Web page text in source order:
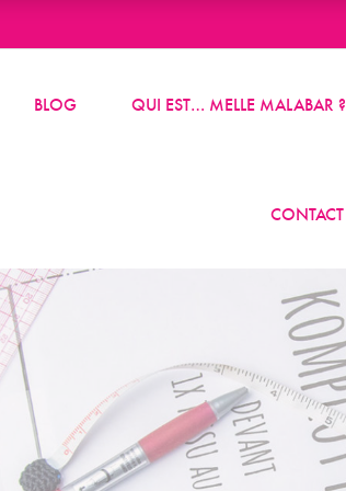
BLOG QUI EST… MELLE MALABAR ?
CONTACT